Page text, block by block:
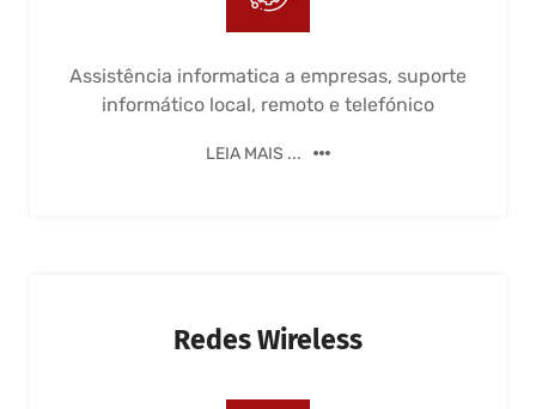
Assistência informatica a empresas, suporte
informático local, remoto e telefónico
LEIA MAIS ...
Redes Wireless